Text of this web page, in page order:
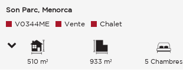
Son Parc, Menorca
V0344ME Vente Chalet
510 m² 933 m² 5 Chambres